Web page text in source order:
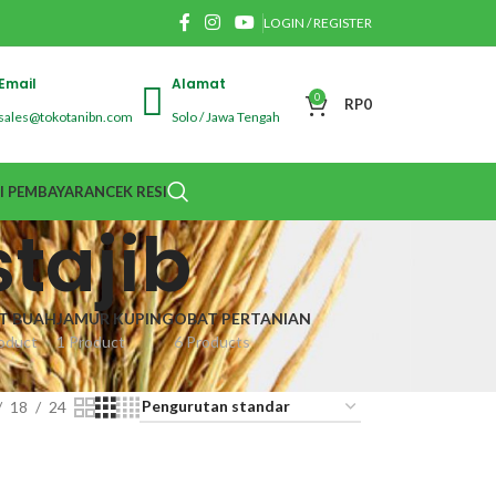
LOGIN / REGISTER
Email
sales@tokotanibn.com
Alamat
Solo / Jawa Tengah
0 RP0
PEMBAYARANCEK RESI
BUAHJAMUR KUPING
1 Product
OBAT PERTANIAN
6 Products
18 24